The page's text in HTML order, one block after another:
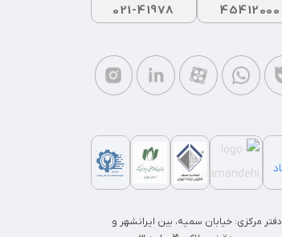
45412000
021-41978
دفتر مرکزی: خیابان سمیه، بین ایرانشهر و